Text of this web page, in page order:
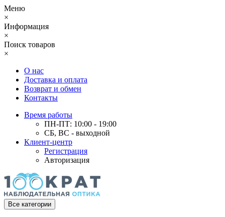
Меню
×
Информация
×
Поиск товаров
×
О нас
Доставка и оплата
Возврат и обмен
Контакты
Время работы
ПН-ПТ: 10:00 - 19:00
СБ, ВС - выходной
Клиент-центр
Регистрация
Авторизация
Все категории